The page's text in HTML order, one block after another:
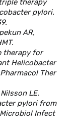
therapy
pylori.
AR,
therapy for
Helicobacter
Ther
LE.
pylori from
Infect